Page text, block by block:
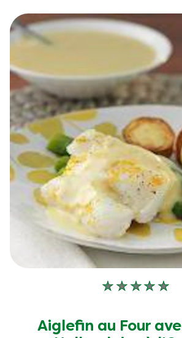
Aucune
soumise
Aiglefin au Four